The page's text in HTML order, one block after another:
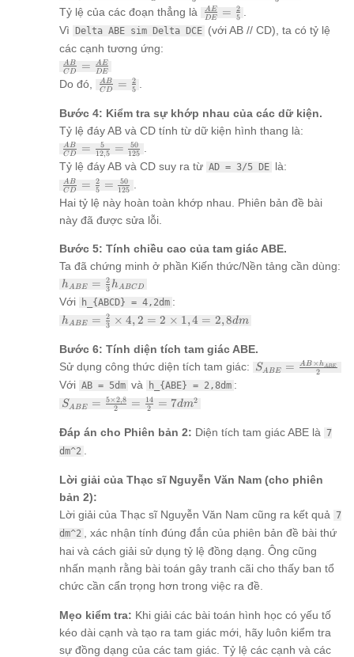
<strong>Bước
3: Tìm tỷ lệ
giữa đáy AB và
điểm trên
đường thẳng là
D-A-E. Ta có
\frac{3}{5}
[]AE =
\frac{5}
{3} AD
Tỷ lệ của các đoạn thẳng là
\frac{AE}
{DE} =
\frac{2}
DE
AE = 5
2
Vì Delta ABE sim Delta DCE (với AB // CD), ta có tỷ lệ
các cạnh tương ứng:
\frac{AB}
{CD} =
\frac{AE}
CD
AB = DE
AE
Do đó,
\frac{AB}
{CD} =
\frac{2}
CD
AB = 5
2
Bước 4: Kiểm tra sự khớp nhau của các dữ kiện.
Tỷ lệ đáy AB và CD tính từ dữ kiện hình thang là:
\frac{AB}
{CD} =
\frac{5}
{12,5} =
\frac{50}
{125}
CD
AB = 12,5
5 = 125
50
Tỷ lệ đáy AB và CD suy ra từ AD = 3/5 DE là:
\frac{AB}
{CD} =
\frac{2}
{5} =
{125}
CD
AB = 5
2 = 125
50
Hai tỷ lệ này hoàn toàn khớp nhau. Phiên bản đề bài
này đã được sửa lỗi.
Bước 5: Tính chiều cao của tam giác ABE.
Ta đã chứng minh ở phần Kiến thức/Nền tảng cần dùng:
h_{ABE}
= \frac{2}
{3}
h_{ABCD}
hABE = 3
2hABCD
Với h_{ABCD} = 4,2dm :
h_{ABE}
\frac{2}
\times
4,2 = 2
\times
1,4 = 2,8
dm
hABE = 3
2 × 4, 2 = 2 × 1,4 = 2,8dm
Bước 6: Tính diện tích tam giác ABE.
Sử dụng công thức diện tích tam giác: S_{ABE}
{2}
S A BE = 2
AB ×hABE
Với AB = 5dm và h_{ABE} = 2,8dm :
S_{ABE}
\times
2,8}{2}
=
{2} = 7
dm^2
S A BE = 2
5×2,8 = 2
14 = 7dm2
Đáp án cho Phiên bản 2: Diện tích tam giác ABE là 7
dm^2 .
Lời giải của Thạc sĩ Nguyễn Văn Nam (cho phiên
bản 2):
Lời giải của Thạc sĩ Nguyễn Văn Nam cũng ra kết quả 7
dm^2 , xác nhận tính đúng đắn của phiên bản đề bài thứ
hai và cách giải sử dụng tỷ lệ đồng dạng. Ông cũng
nhấn mạnh rằng bài toán gây tranh cãi cho thấy ban tổ
chức cần cẩn trọng hơn trong việc ra đề.
Mẹo kiểm tra: Khi giải các bài toán hình học có yếu tố
kéo dài cạnh và tạo ra tam giác mới, hãy luôn kiểm tra
sự đồng dạng của các tam giác. Tỷ lệ các cạnh và các